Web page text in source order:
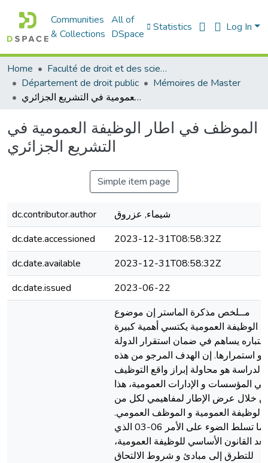
Communities
& Collections
All of
DSpace
Statistics Log In
Home
Faculté de droit et des sciences politiques
Département de droit public
Mémoires de Master
الموظف في اطار الوظيفة العمومية في التشريع الجزائري
الموظف في اطار الوظيفة العمومية في
التشريع الجزائري
Simple item page
dc.contributor.author
شيماء, عزروق
dc.date.accessioned
2023-12-31T08:58:32Z
dc.date.available
2023-12-31T08:58:32Z
dc.date.issued
2023-06-22
مــلخص مذكرة الماستر إن موضوع
الوظيفة العمومية يكتسي أهمية كبيرة
يساهم في ضمان استقرار الدولة
و استمرارها. إن الهدف المرجو من هذه
الدراسة هو محاولة إبراز واقع التوظيف
في المؤسسات و الإدارات العمومية، هذا
خلال عرض الإطار لمفاهيمي لكل من
الوظيفة العمومية و الموظف العمومي.
كما تسلط الضوء على الأمر 06-03 الذي
يعد القانون الأساسي للوظيفة العمومية،
للتطرق إلى مبادئ و شروط الالتحاق